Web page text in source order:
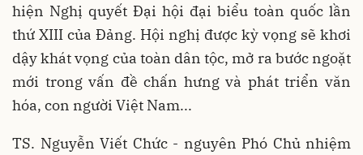
hiện Nghị quyết Đại hội đại biểu toàn quốc lần
thứ XIII của Đảng. Hội nghị được kỳ vọng sẽ khơi
dậy khát vọng của toàn dân tộc, mở ra bước ngoặt
mới trong vấn đề chấn hưng và phát triển văn
hóa, con người Việt Nam...
TS. Nguyễn Viết Chức - nguyên Phó Chủ nhiệm